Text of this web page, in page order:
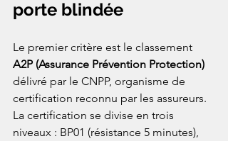
porte blindée
Le premier critère est le classement
A2P (Assurance Prévention Protection)
délivré par le CNPP, organisme de
certification reconnu par les assureurs.
La certification se divise en trois
niveaux : BP01 (résistance 5 minutes),